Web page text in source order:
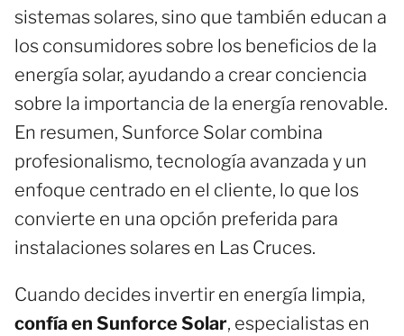
sistemas solares, sino que también educan a
los consumidores sobre los beneficios de la
energía solar, ayudando a crear conciencia
sobre la importancia de la energía renovable.
En resumen, Sunforce Solar combina
profesionalismo, tecnología avanzada y un
enfoque centrado en el cliente, lo que los
convierte en una opción preferida para
instalaciones solares en Las Cruces.
Cuando decides invertir en energía limpia,
confía en Sunforce Solar, especialistas en